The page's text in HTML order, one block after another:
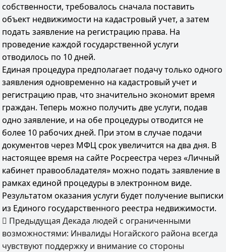
собственности, требовалось сначала поставить
объект недвижимости на кадастровый учет, а затем
подать заявление на регистрацию права. На
проведение каждой государственной услуги
отводилось по 10 дней.
Единая процедура предполагает подачу только одного
заявления одновременно на кадастровый учет и
регистрацию прав, что значительно экономит время
граждан. Теперь можно получить две услуги, подав
одно заявление, и на обе процедуры отводится не
более 10 рабочих дней. При этом в случае подачи
документов через МФЦ срок увеличится на два дня. В
настоящее время на сайте Росреестра через «Личный
кабинет правообладателя» можно подать заявление в
рамках единой процедуры в электронном виде.
Результатом оказания услуги будет получение выписки
из Единого государственного реестра недвижимости.
Предыдущая Декада людей с ограниченными
возможностями: Инвалиды Ногайского района всегда
чувствуют поддержку и внимание со стороны